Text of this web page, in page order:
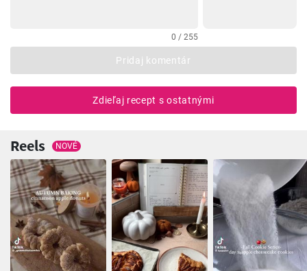
0 / 255
Pridaj komentár
Zdieľaj recept s ostatnými
Reels NOVÉ